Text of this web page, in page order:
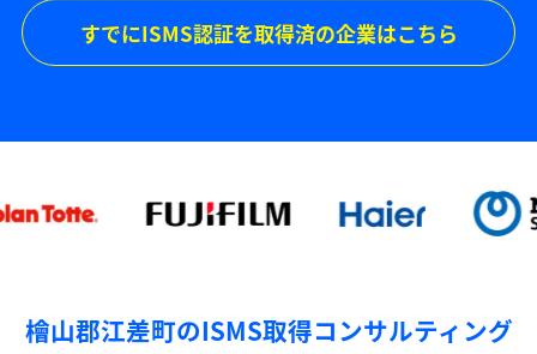
すでにISMS認証を取得済の企業はこちら
檜山郡江差町のISMS取得コンサルティング